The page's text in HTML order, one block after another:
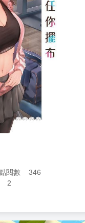
閱數
346
2